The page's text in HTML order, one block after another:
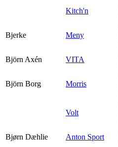
Kitch'n
Bjerke Meny
Björn Axén
VITA
Björn Borg Morris
Volt
Bjørn Dæhlie
Anton Sport